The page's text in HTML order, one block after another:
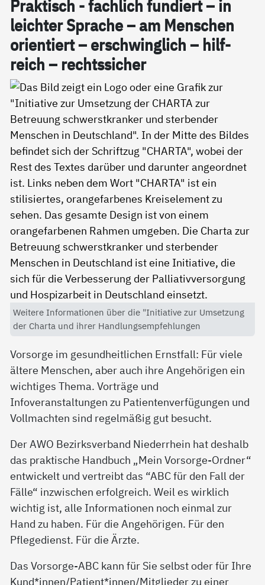
Prak­tisch - fach­lich fun­diert – in
leich­ter Spra­che – am Men­schen
ori­en­tiert – er­schwing­lich – hil­f­
reich – rechts­si­cher
Weitere Informationen über die "Initiative zur Umsetzung
der Charta und ihrer Handlungsempfehlungen
Vorsorge im gesundheitlichen Ernstfall: Für viele
ältere Menschen, aber auch ihre Angehörigen ein
wichtiges Thema. Vorträge und
Infoveranstaltungen zu Patientenverfügungen und
Vollmachten sind regelmäßig gut besucht.
Der AWO Bezirksverband Niederrhein hat deshalb
das praktische Handbuch „Mein Vorsorge-Ordner“
entwickelt und vertreibt das “ABC für den Fall der
Fälle“ inzwischen erfolgreich. Weil es wirklich
wichtig ist, alle Informationen noch einmal zur
Hand zu haben. Für die Angehörigen. Für den
Pflegedienst. Für die Ärzte.
Das Vorsorge-ABC kann für Sie selbst oder für Ihre
Kund*innen/Patient*innen/Mitglieder zu einer